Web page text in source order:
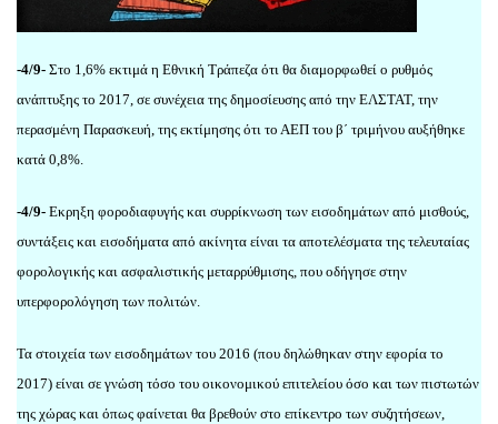
-4/9- Στο 1,6% εκτιμά η Εθνική Τράπεζα ότι θα διαμορφωθεί ο ρυθμός
ανάπτυξης το 2017, σε συνέχεια της δημοσίευσης από την ΕΛΣΤΑΤ, την
περασμένη Παρασκευή, της εκτίμησης ότι το ΑΕΠ του β΄ τριμήνου αυξήθηκε
κατά 0,8%.
-4/9- Εκρηξη φοροδιαφυγής και συρρίκνωση των εισοδημάτων από μισθούς,
συντάξεις και εισοδήματα από ακίνητα είναι τα αποτελέσματα της τελευταίας
φορολογικής και ασφαλιστικής μεταρρύθμισης, που οδήγησε στην
υπερφορολόγηση των πολιτών.
Τα στοιχεία των εισοδημάτων του 2016 (που δηλώθηκαν στην εφορία το
2017) είναι σε γνώση τόσο του οικονομικού επιτελείου όσο και των πιστωτών
της χώρας και όπως φαίνεται θα βρεθούν στο επίκεντρο των συζητήσεων,